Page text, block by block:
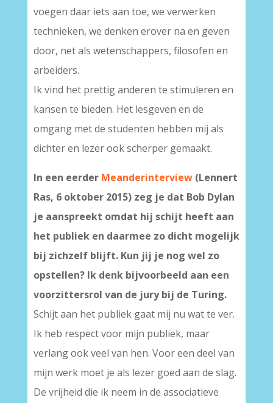
voegen daar iets aan toe, we verwerken
technieken, we denken erover na en geven
door, net als wetenschappers, filosofen en
arbeiders.
Ik vind het prettig anderen te stimuleren en
kansen te bieden. Het lesgeven en de
omgang met de studenten hebben mij als
dichter en lezer ook scherper gemaakt.
In een eerder Meanderinterview(Lennert
Ras, 6 oktober 2015) zeg je dat Bob Dylan
je aanspreekt omdat hij schijt heeft aan
het publiek en daarmee zo dicht mogelijk
bij zichzelf blijft. Kun jij je nog wel zo
opstellen? Ik denk bijvoorbeeld aan een
voorzittersrol van de jury bij de Turing.
Schijt aan het publiek gaat mij nu wat te ver.
Ik heb respect voor mijn publiek, maar
verlang ook veel van hen. Voor een deel van
mijn werk moet je als lezer goed aan de slag.
De vrijheid die ik neem in de associatieve